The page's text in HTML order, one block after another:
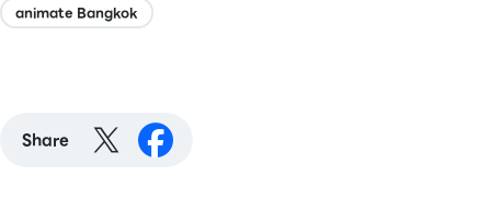
animate Bangkok
Share